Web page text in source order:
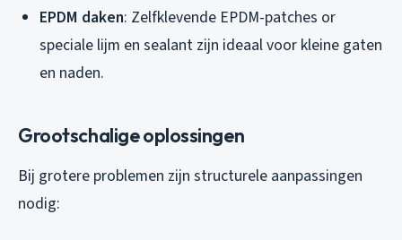
EPDM daken: Zelfklevende EPDM-patches or
speciale lijm en sealant zijn ideaal voor kleine gaten
en naden.
Grootschalige oplossingen
Bij grotere problemen zijn structurele aanpassingen
nodig: